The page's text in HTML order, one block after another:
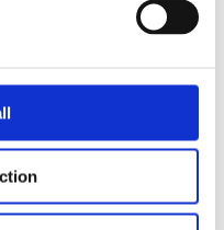
Vi är själva
ser ut.